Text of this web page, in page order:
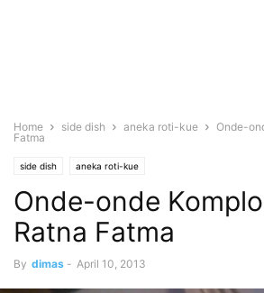
Home side dish aneka roti-kue
Onde-
Fatma
side dish aneka roti-kue
Onde-onde
Ratna Fatma
By dimas - April 10, 2013